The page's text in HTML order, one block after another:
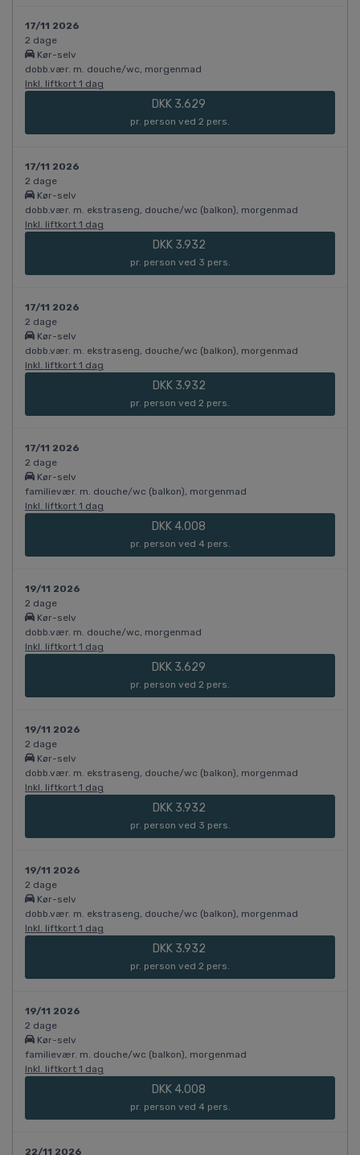
17/11 2026
2 dage
Kør-selv
dobb.vær. m. douche/wc, morgenmad
Inkl. liftkort 1 dag
DKK 3.629
pr. person ved 2 pers.
17/11 2026
2 dage
Kør-selv
dobb.vær. m. ekstraseng, douche/wc (balkon), morgenmad
Inkl. liftkort 1 dag
DKK 3.932
pr. person ved 3 pers.
17/11 2026
2 dage
Kør-selv
dobb.vær. m. ekstraseng, douche/wc (balkon), morgenmad
Inkl. liftkort 1 dag
DKK 3.932
pr. person ved 2 pers.
17/11 2026
2 dage
Kør-selv
familievær. m. douche/wc (balkon), morgenmad
Inkl. liftkort 1 dag
DKK 4.008
pr. person ved 4 pers.
19/11 2026
2 dage
Kør-selv
dobb.vær. m. douche/wc, morgenmad
Inkl. liftkort 1 dag
DKK 3.629
pr. person ved 2 pers.
19/11 2026
2 dage
Kør-selv
dobb.vær. m. ekstraseng, douche/wc (balkon), morgenmad
Inkl. liftkort 1 dag
DKK 3.932
pr. person ved 3 pers.
19/11 2026
2 dage
Kør-selv
dobb.vær. m. ekstraseng, douche/wc (balkon), morgenmad
Inkl. liftkort 1 dag
DKK 3.932
pr. person ved 2 pers.
19/11 2026
2 dage
Kør-selv
familievær. m. douche/wc (balkon), morgenmad
Inkl. liftkort 1 dag
DKK 4.008
pr. person ved 4 pers.
22/11 2026